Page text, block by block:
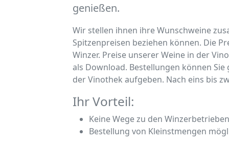
genießen.
Wir stellen ihnen ihre Wunschweine
Spitzenpreisen beziehen können. Die
Winzer. Preise unserer Weine in der
als Download. Bestellungen können
der Vinothek aufgeben. Nach eins bis
Ihr Vorteil:
Keine Wege zu den
Bestellung von Kleinstmengen